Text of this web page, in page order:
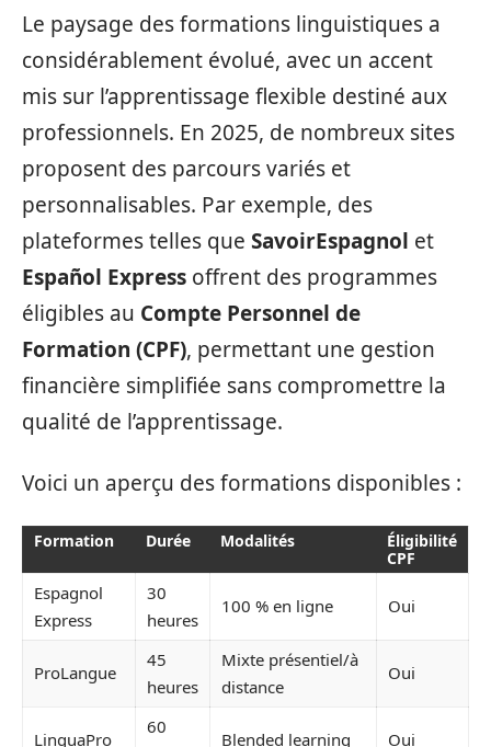
Le paysage des formations linguistiques a
considérablement évolué, avec un accent
mis sur l’apprentissage flexible destiné aux
professionnels. En 2025, de nombreux sites
proposent des parcours variés et
personnalisables. Par exemple, des
plateformes telles que SavoirEspagnol et
Español Express offrent des programmes
éligibles au Compte Personnel de
Formation (CPF), permettant une gestion
financière simplifiée sans compromettre la
qualité de l’apprentissage.
Voici un aperçu des formations disponibles :
Formation Durée Modalités
Éligibilité
CPF
Espagnol
Express
30
heures
100 % en ligne Oui
ProLangue
45
heures
Mixte présentiel/à
distance
Oui
LinguaPro
60
Blended learning Oui